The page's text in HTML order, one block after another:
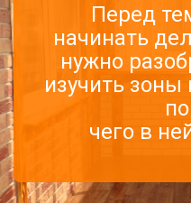
Перед
начинать
нужно
изучить
чего в